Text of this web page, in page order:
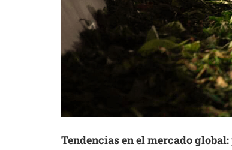
Tendencias en el mercado